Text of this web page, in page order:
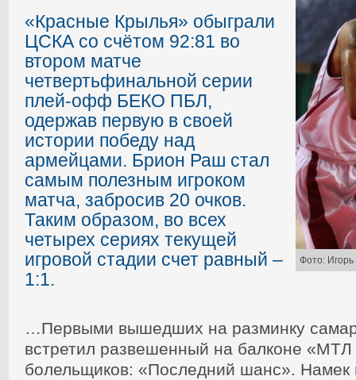
Фото: Игорь
«Красные Крылья» обыграли
ЦСКА со счётом 92:81 во
втором матче
четвертьфинальной серии
плей-офф БЕКО ПБЛ,
одержав первую в своей
истории победу над
армейцами. Брион Раш стал
самым полезным игроком
матча, забросив 20 очков.
Таким образом, во всех
четырех сериях текущей
игровой стадии счет равный –
1:1.
…Первыми вышедших на разминку
встретил развешенный на балконе
болельщиков: «Последний шанс». Намек